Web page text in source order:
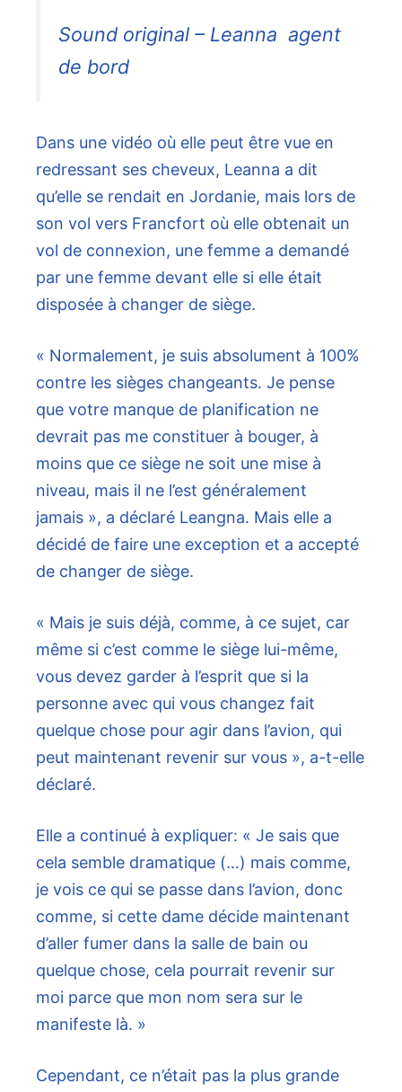
Sound original – Leanna ️ agent
de bord
Dans une vidéo où elle peut être vue en
redressant ses cheveux, Leanna a dit
qu’elle se rendait en Jordanie, mais lors de
son vol vers Francfort où elle obtenait un
vol de connexion, une femme a demandé
par une femme devant elle si elle était
disposée à changer de siège.
« Normalement, je suis absolument à 100%
contre les sièges changeants. Je pense
que votre manque de planification ne
devrait pas me constituer à bouger, à
moins que ce siège ne soit une mise à
niveau, mais il ne l’est généralement
jamais », a déclaré Leangna. Mais elle a
décidé de faire une exception et a accepté
de changer de siège.
« Mais je suis déjà, comme, à ce sujet, car
même si c’est comme le siège lui-même,
vous devez garder à l’esprit que si la
personne avec qui vous changez fait
quelque chose pour agir dans l’avion, qui
peut maintenant revenir sur vous », a-t-elle
déclaré.
Elle a continué à expliquer: « Je sais que
cela semble dramatique (…) mais comme,
je vois ce qui se passe dans l’avion, donc
comme, si cette dame décide maintenant
d’aller fumer dans la salle de bain ou
quelque chose, cela pourrait revenir sur
moi parce que mon nom sera sur le
manifeste là. »
Cependant, ce n’était pas la plus grande